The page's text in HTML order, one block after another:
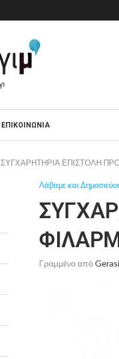
ΕΠΙΚΟΙΝΩΝΙΑ
ΣΥΓΧΑΡΗΤΗΡΙΑ ΕΠΙΣΤΟΛΗ
Λάβαμε και
Γραμμένο από